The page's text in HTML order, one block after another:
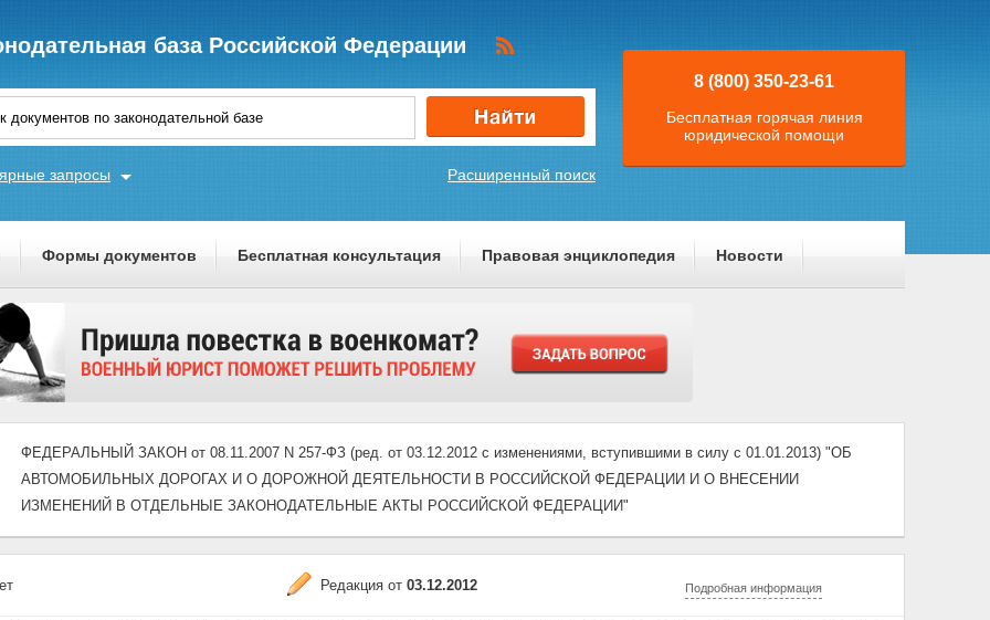
база Российской Федерации
Расширенный поиск
запросы
8 (800) 350-23-61
Бесплатная горячая линия
юридической помощи
Формы документов Бесплатная консультация Правовая энциклопедия Новости
ФЕДЕРАЛЬНЫЙ ЗАКОН от 08.11.2007 N 257-ФЗ (ред. от 03.12.2012 с изменениями, вступившими в силу с 01.01.2013) "ОБ
АВТОМОБИЛЬНЫХ ДОРОГАХ И О ДОРОЖНОЙ ДЕЯТЕЛЬНОСТИ В РОССИЙСКОЙ ФЕДЕРАЦИИ И О ВНЕСЕНИИ
ИЗМЕНЕНИЙ В ОТДЕЛЬНЫЕ ЗАКОНОДАТЕЛЬНЫЕ АКТЫ РОССИЙСКОЙ ФЕДЕРАЦИИ"
Редакция от 03.12.2012 Подробная информация